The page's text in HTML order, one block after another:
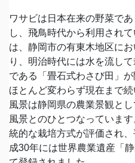
ワサビは日本在来の野菜で
し、飛鳥時代から利用され
は、静岡市の有東木地区に
り、明治時代には水を流し
である「畳石式わさび田」
ほとんど変わらず現在まで
風景は静岡県の農業景観と
風景とのひとつなっていま
統的な栽培方式が評価され
成30年には世界農業遺産「